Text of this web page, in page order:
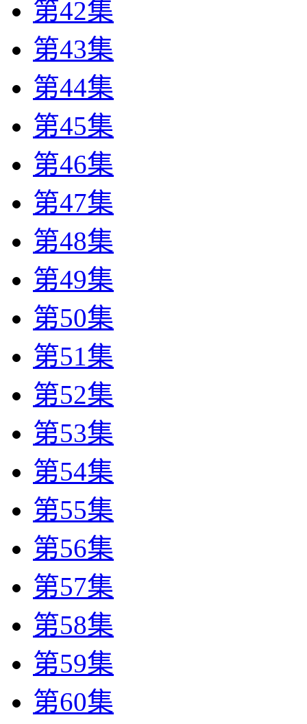
第42集
第43集
第44集
第45集
第46集
第47集
第48集
第49集
第50集
第51集
第52集
第53集
第54集
第55集
第56集
第57集
第58集
第59集
第60集